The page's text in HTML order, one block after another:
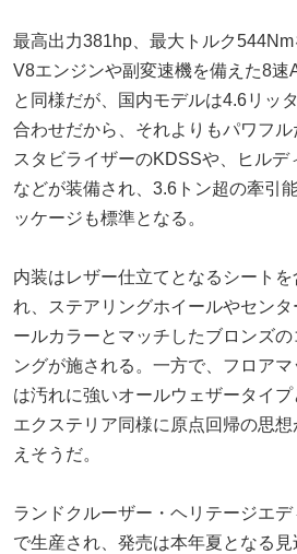
最高出力381hp、最大トルク
V8エンジンや副変速機を備えた8速
と同様だが、国内モデルは4.6リッ
合わせだから、それよりもパワフ
スタビライザーのKDSSや、ヒルデ
などが装備され、3.6トン超の牽引
ッケージも標準となる。
内装はレザー仕立てとなるシート
れ、ステアリングホイールやセン
ールカラーとマッチしたブロンズ
ングが施される。一方で、フロア
は汚れに強いオールウェザータイ
エクステリア同様に原点回帰の思
えそうだ。
ランドクルーザー・ヘリテージエ
で生産され、発売は本年夏となる